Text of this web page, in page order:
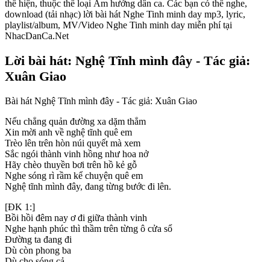
thể hiện, thuộc thể loại Âm hưởng dân ca. Các bạn có thể nghe,
download (tải nhạc) lời bài hát Nghe Tinh minh day mp3, lyric,
playlist/album, MV/Video Nghe Tinh minh day miễn phí tại
NhacDanCa.Net
Lời bài hát: Nghệ Tĩnh mình đây - Tác giả:
Xuân Giao
Bài hát Nghệ Tĩnh mình đây - Tác giả: Xuân Giao
Nếu chẳng quản đường xa dặm thẳm
Xin mời anh về nghệ tĩnh quê em
Trèo lên trên hòn núi quyết mà xem
Sắc ngói thành vinh hồng như hoa nở
Hãy chèo thuyền bơi trên hồ kẻ gỗ
Nghe sóng rì rầm kể chuyện quê em
Nghệ tĩnh mình đây, đang từng bước đi lên.
[ĐK 1:]
Bồi hồi đêm nay ơ đi giữa thành vinh
Nghe hạnh phúc thì thầm trên từng ô cửa sổ
Đường ta đang đi
Dù còn phong ba